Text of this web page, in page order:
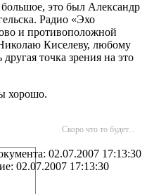
это был Александр
Радио «Эхо
и противоположной
Киселеву, любому
точка зрения на это
хорошо.
Скоро что то будет...
02.07.2007 17:13:30
02.07.2007 17:13:30